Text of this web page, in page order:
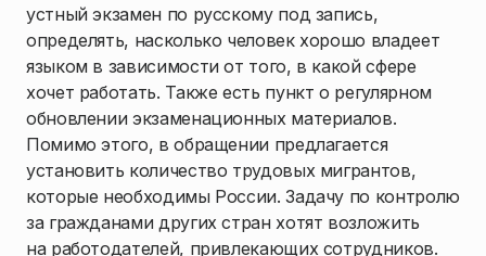
устный экзамен по русскому под запись,
определять, насколько человек хорошо владеет
языком в зависимости от того, в какой сфере
хочет работать. Также есть пункт о регулярном
обновлении экзаменационных материалов.
Помимо этого, в обращении предлагается
установить количество трудовых мигрантов,
которые необходимы России. Задачу по контролю
за гражданами других стран хотят возложить
на работодателей, привлекающих сотрудников.